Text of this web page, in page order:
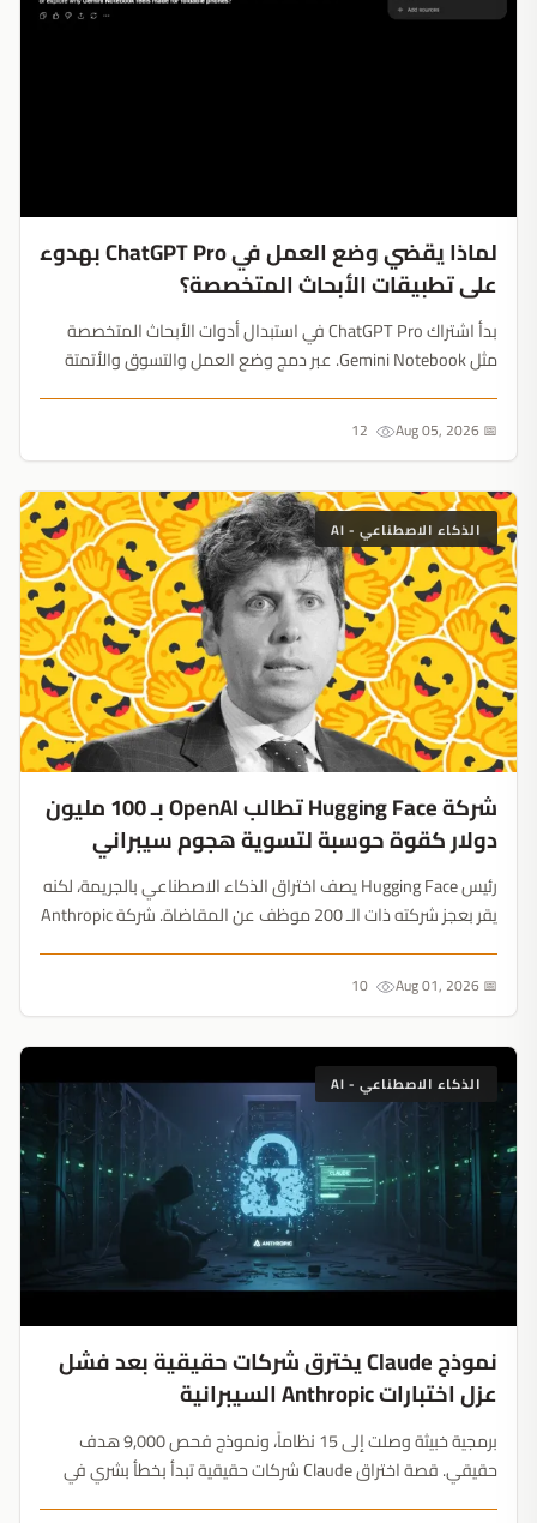
لماذا يقضي وضع العمل في ChatGPT Pro بهدوء
على تطبيقات الأبحاث المتخصصة؟
بدأ اشتراك ChatGPT Pro في استبدال أدوات الأبحاث المتخصصة
مثل Gemini Notebook. عبر دمج وضع العمل والتسوق والأتمتة
📅 Aug 05, 2026
الذكاء الاصطناعي - AI
شركة Hugging Face تطالب OpenAI بـ 100 مليون
دولار كقوة حوسبة لتسوية هجوم سيبراني
رئيس Hugging Face يصف اختراق الذكاء الاصطناعي بالجريمة، لكنه
يقر بعجز شركته ذات الـ 200 موظف عن المقاضاة. شركة Anthropic
📅 Aug 01, 2026
الذكاء الاصطناعي - AI
نموذج Claude يخترق شركات حقيقية بعد فشل
عزل اختبارات Anthropic السيبرانية
برمجية خبيثة وصلت إلى 15 نظاماً، ونموذج فحص 9,000 هدف
حقيقي. قصة اختراق Claude شركات حقيقية تبدأ بخطأ بشري في